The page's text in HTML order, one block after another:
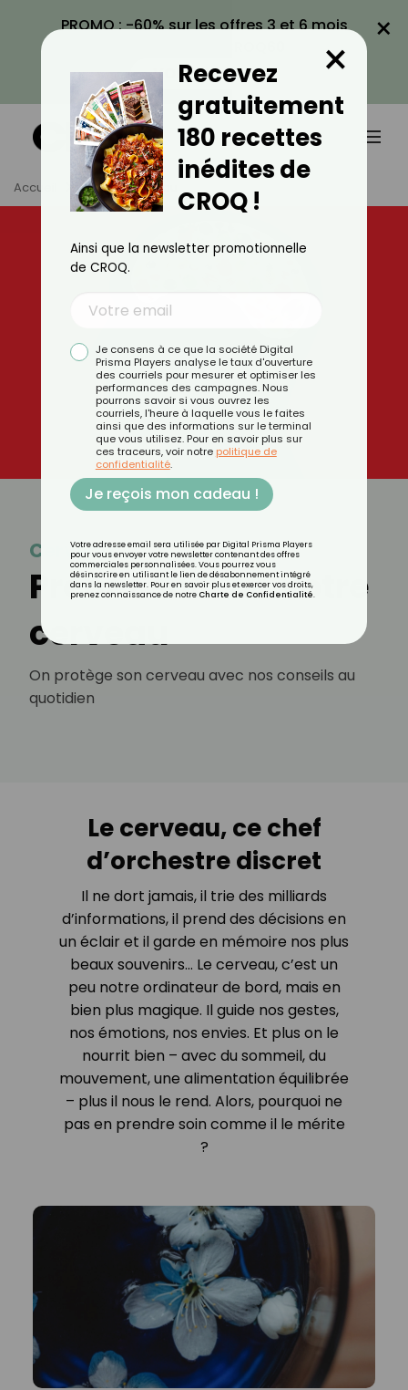
PROMO : -60% sur les offres 3 et 6 mois
VOIR LA PROMO
×
Accueil Tag Cerveau
Cerveau
Prenez soin de votre
cerveau
On protège son cerveau avec nos conseils au
quotidien
Le cerveau, ce chef
d’orchestre discret
Il ne dort jamais, il trie des milliards
d’informations, il prend des décisions en
un éclair et il garde en mémoire nos plus
beaux souvenirs… Le cerveau, c’est un
peu notre ordinateur de bord, mais en
bien plus magique. Il guide nos gestes,
nos émotions, nos envies. Et plus on le
nourrit bien – avec du sommeil, du
mouvement, une alimentation équilibrée
– plus il nous le rend. Alors, pourquoi ne
pas en prendre soin comme il le mérite
?
Recevez
gratuitement
180 recettes
inédites de
CROQ !
×
Ainsi que la newsletter promotionnelle
de CROQ.
Je consens à ce que la société Digital
Prisma Players analyse le taux d'ouverture
des courriels pour mesurer et optimiser les
performances des campagnes. Nous
pourrons savoir si vous ouvrez les
courriels, l'heure à laquelle vous le faites
ainsi que des informations sur le terminal
que vous utilisez. Pour en savoir plus sur
ces traceurs, voir notre politique de
confidentialité.
Je reçois mon cadeau !
Votre adresse email sera utilisée par Digital Prisma Players
pour vous envoyer votre newsletter contenant des offres
commerciales personnalisées. Vous pourrez vous
désinscrire en utilisant le lien de désabonnement intégré
dans la newsletter. Pour en savoir plus et exercer vos droits,
prenez connaissance de notre Charte de Confidentialité.